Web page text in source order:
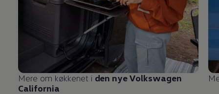
Mere om køkkenet i den nyeVolkswagen
California